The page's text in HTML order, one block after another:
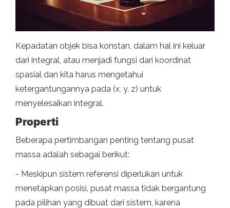
Kepadatan objek bisa konstan, dalam hal ini keluar
dari integral, atau menjadi fungsi dari koordinat
spasial dan kita harus mengetahui
ketergantungannya pada (x, y, z) untuk
menyelesaikan integral.
Properti
Beberapa pertimbangan penting tentang pusat
massa adalah sebagai berikut:
- Meskipun sistem referensi diperlukan untuk
menetapkan posisi, pusat massa tidak bergantung
pada pilihan yang dibuat dari sistem, karena